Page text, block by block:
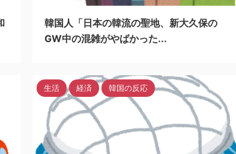
韓国人「日本の韓流の聖地、新大久保の
GW中の混雑がやばかった...
生活 経済 韓国の反応